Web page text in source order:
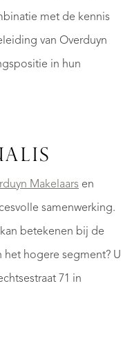
met de kennis
van Overduyn
in hun
Makelaars en
samenwerking.
betekenen bij de
het hogere segment? U
71 in